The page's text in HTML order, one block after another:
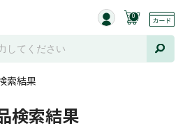
0
索結果
検索結果